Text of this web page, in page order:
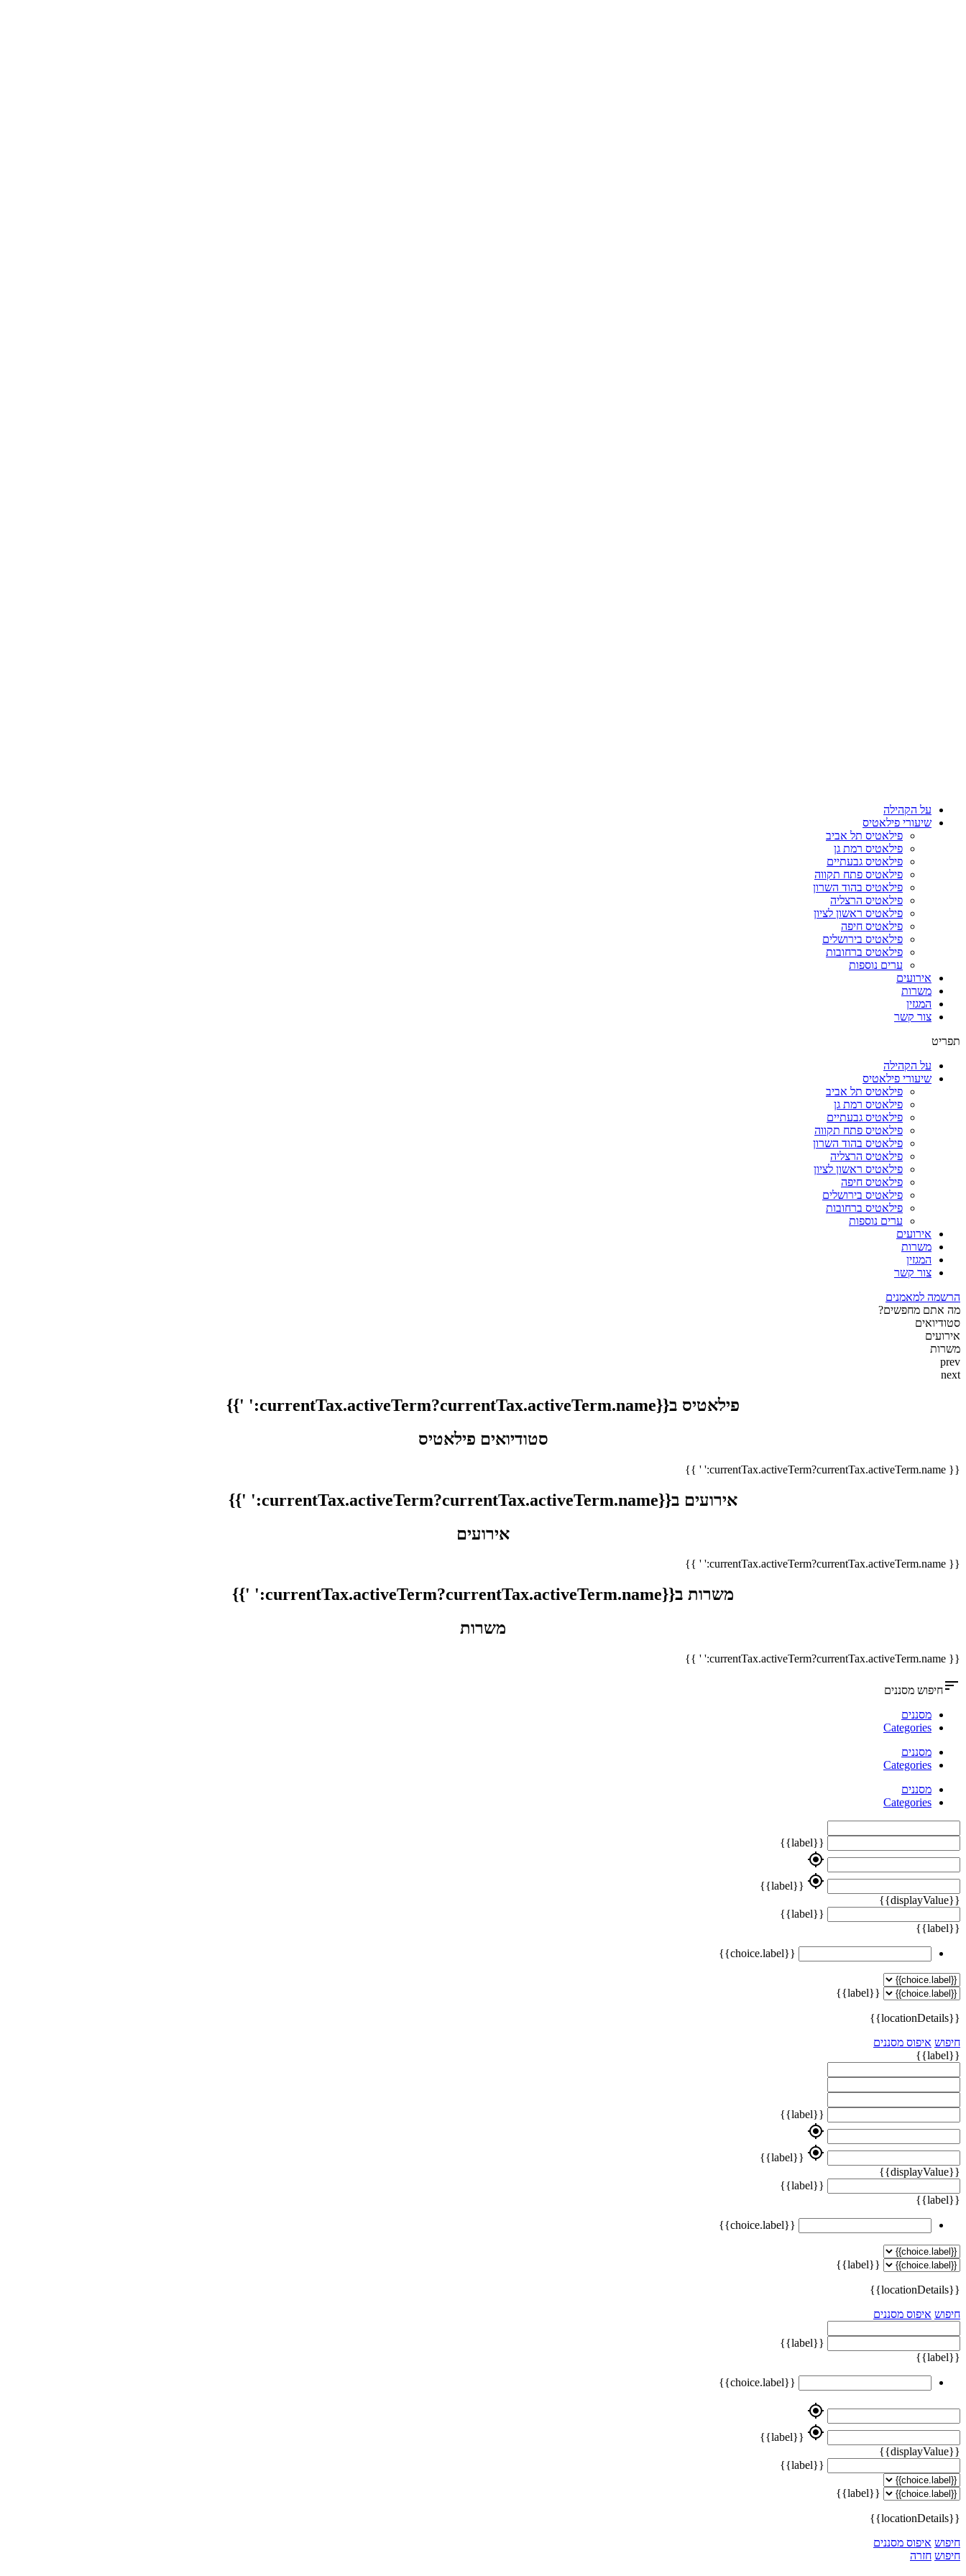
על הקהילה
שיעורי פילאטיס
פילאטיס תל אביב
פילאטיס רמת גן
פילאטיס גבעתיים
פילאטיס פתח תקווה
פילאטיס בהוד השרון
פילאטיס הרצליה
פילאטיס ראשון לציון
פילאטיס חיפה
פילאטיס בירושלים
פילאטיס ברחובות
ערים נוספות
אירועים
משרות
המגזין
צור קשר
תפריט
על הקהילה
שיעורי פילאטיס
פילאטיס תל אביב
פילאטיס רמת גן
פילאטיס גבעתיים
פילאטיס פתח תקווה
פילאטיס בהוד השרון
פילאטיס הרצליה
פילאטיס ראשון לציון
פילאטיס חיפה
פילאטיס בירושלים
פילאטיס ברחובות
ערים נוספות
אירועים
משרות
המגזין
צור קשר
הרשמה למאמנים
מה אתם מחפשים?
סטודיואים
אירועים
משרות
prev
next
פילאטיס ב{{currentTax.activeTerm?currentTax.activeTerm.name:' '}}
סטודיואים פילאטיס
{{ currentTax.activeTerm?currentTax.activeTerm.name:' ' }}
אירועים ב{{currentTax.activeTerm?currentTax.activeTerm.name:' '}}
אירועים
{{ currentTax.activeTerm?currentTax.activeTerm.name:' ' }}
משרות ב{{currentTax.activeTerm?currentTax.activeTerm.name:' '}}
משרות
{{ currentTax.activeTerm?currentTax.activeTerm.name:' ' }}
sortחיפוש מסננים
מסננים
Categories
מסננים
Categories
מסננים
Categories
{{label}}
my_location
my_location
{{label}}
{{displayValue}}
{{label}}
{{label}}
{{choice.label}}
{{label}}
{{locationDetails}}
חיפוש איפוס מסננים
{{label}}
{{label}}
my_location
my_location
{{label}}
{{displayValue}}
{{label}}
{{label}}
{{choice.label}}
{{label}}
{{locationDetails}}
חיפוש איפוס מסננים
{{label}}
{{label}}
{{choice.label}}
my_location
my_location
{{label}}
{{displayValue}}
{{label}}
{{label}}
{{locationDetails}}
חיפוש איפוס מסננים
חיפוש חזרה